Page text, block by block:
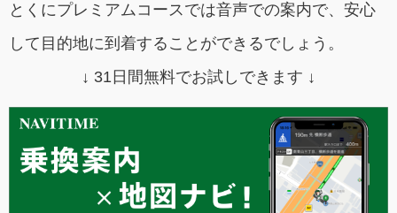
とくにプレミアムコースでは音声での案内で、安心
して目的地に到着することができるでしょう。
↓ 31日間無料でお試しできます ↓